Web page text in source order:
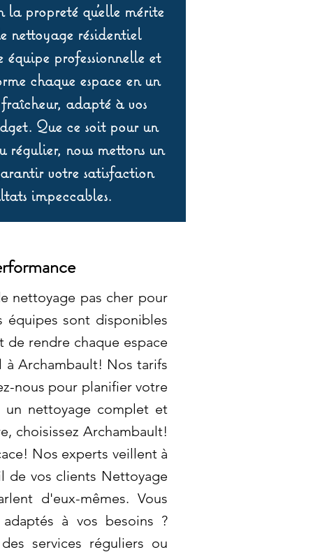
propreté qu’elle mérite
nettoyage résidentiel
professionnelle et
chaque espace en un
adapté à vos
Que ce soit pour un
régulier, nous mettons un
votre satisfaction
impeccables.
nettoyage pas cher pour
équipes sont disponibles
rendre chaque espace
à Archambault! Nos tarifs
nous pour planifier votre
un nettoyage complet et
choisissez Archambault!
Nos experts veillent à
de vos clients Nettoyage
d'eux-mêmes. Vous
à vos besoins ?
services réguliers ou